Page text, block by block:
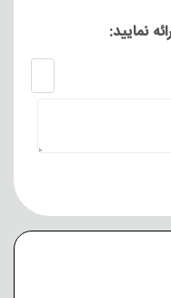
نمایید: